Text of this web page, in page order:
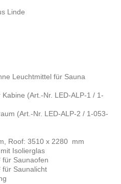
Linde
Leuchtmittel für Sauna
(Art.-Nr. LED-ALP-1 / 1-
(Art.-Nr. LED-ALP-2 / 1-053-
Roof: 3510 x 2280 mm
Isolierglas
für Saunaofen
für Saunalicht